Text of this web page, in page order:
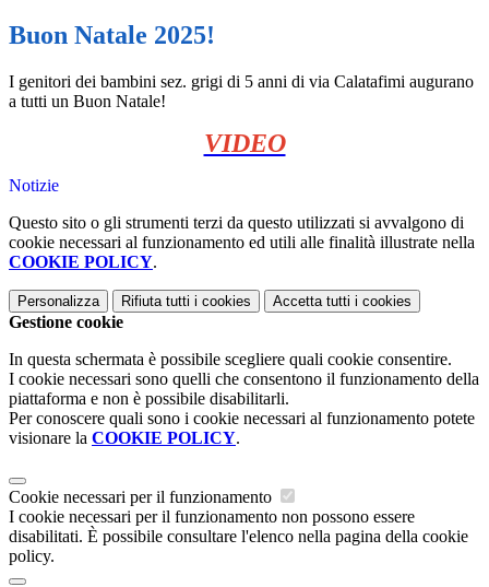
Buon Natale 2025!
I genitori dei bambini sez. grigi di 5 anni di via Calatafimi augurano
a tutti un Buon Natale!
VIDEO
Notizie
Questo sito o gli strumenti terzi da questo utilizzati si avvalgono di
cookie necessari al funzionamento ed utili alle finalità illustrate nella
COOKIE POLICY.
Personalizza Rifiuta tutti i cookies Accetta tutti i cookies
Gestione cookie
In questa schermata è possibile scegliere quali cookie consentire.
I cookie necessari sono quelli che consentono il funzionamento della
piattaforma e non è possibile disabilitarli.
Per conoscere quali sono i cookie necessari al funzionamento potete
visionare la COOKIE POLICY.
Cookie necessari per il funzionamento
I cookie necessari per il funzionamento non possono essere
disabilitati. È possibile consultare l'elenco nella pagina della cookie
policy.